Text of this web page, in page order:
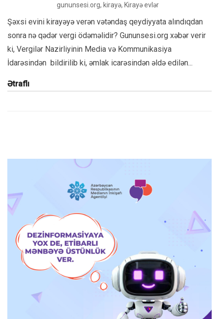
gununsesi.org, kirayə, Kirayə evlər
Şəxsi evini kirayəyə verən vətəndaş qeydiyyata alındıqdan
sonra nə qədər vergi ödəməlidir? Gununsesi.org xəbər verir
ki, Vergilər Nazirliyinin Media və Kommunikasiya
İdarəsindən bildirilib ki, əmlak icarəsindən əldə edilən...
Ətraflı